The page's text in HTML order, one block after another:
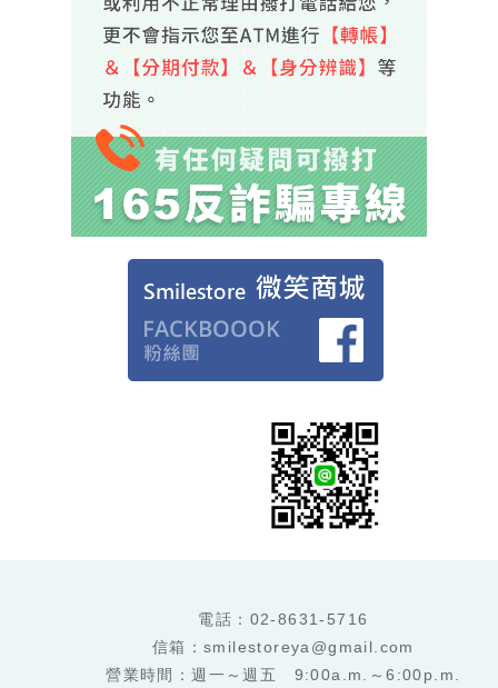
電話： 02-8631-5716
信箱：smilestoreya@gmail.com
營業時間：週一～週五 9:00a.m.～6:00p.m.